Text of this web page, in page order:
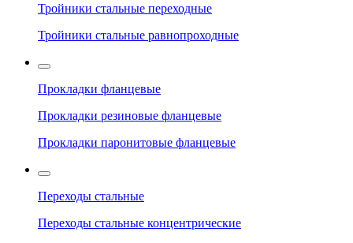
Тройники стальные переходные
Тройники стальные равнопроходные
Прокладки фланцевые
Прокладки резиновые фланцевые
Прокладки паронитовые фланцевые
Переходы стальные
Переходы стальные концентрические